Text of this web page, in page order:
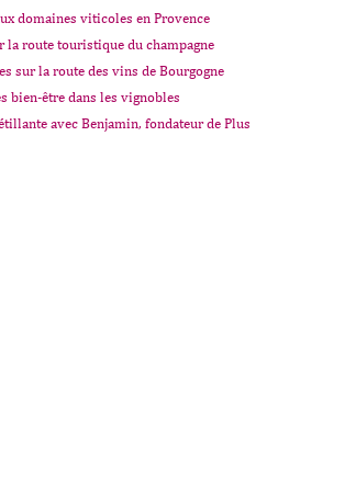
domaines viticoles en Provence
la route touristique du champagne
sur la route des vins de Bourgogne
bien-être dans les vignobles
avec Benjamin, fondateur de Plus